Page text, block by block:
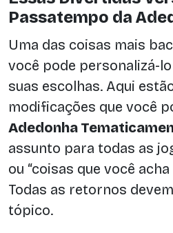
Passatempo da
Uma das coisas mais
você pode personalizá-
suas escolhas. Aqui
modificações que você
Adedonha
assunto para todas as
ou “coisas que você acha
Todas as retornos
tópico.